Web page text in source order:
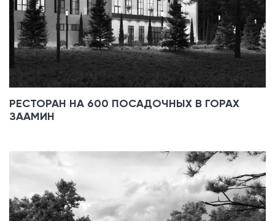
РЕСТОРАН НА 600 ПОСАДОЧНЫХ В ГОРАХ
ЗААМИН